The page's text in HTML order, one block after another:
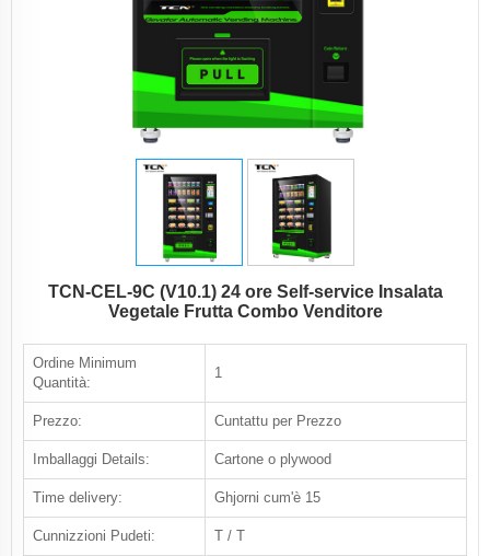
TCN-CEL-9C (V10.1) 24 ore Self-service Insalata
Vegetale Frutta Combo Venditore
Ordine Minimum
Quantità:
1
Prezzo: Cuntattu per Prezzo
Imballaggi Details: Cartone o plywood
Time delivery: Ghjorni cum'è 15
Cunnizzioni Pudeti: T / T